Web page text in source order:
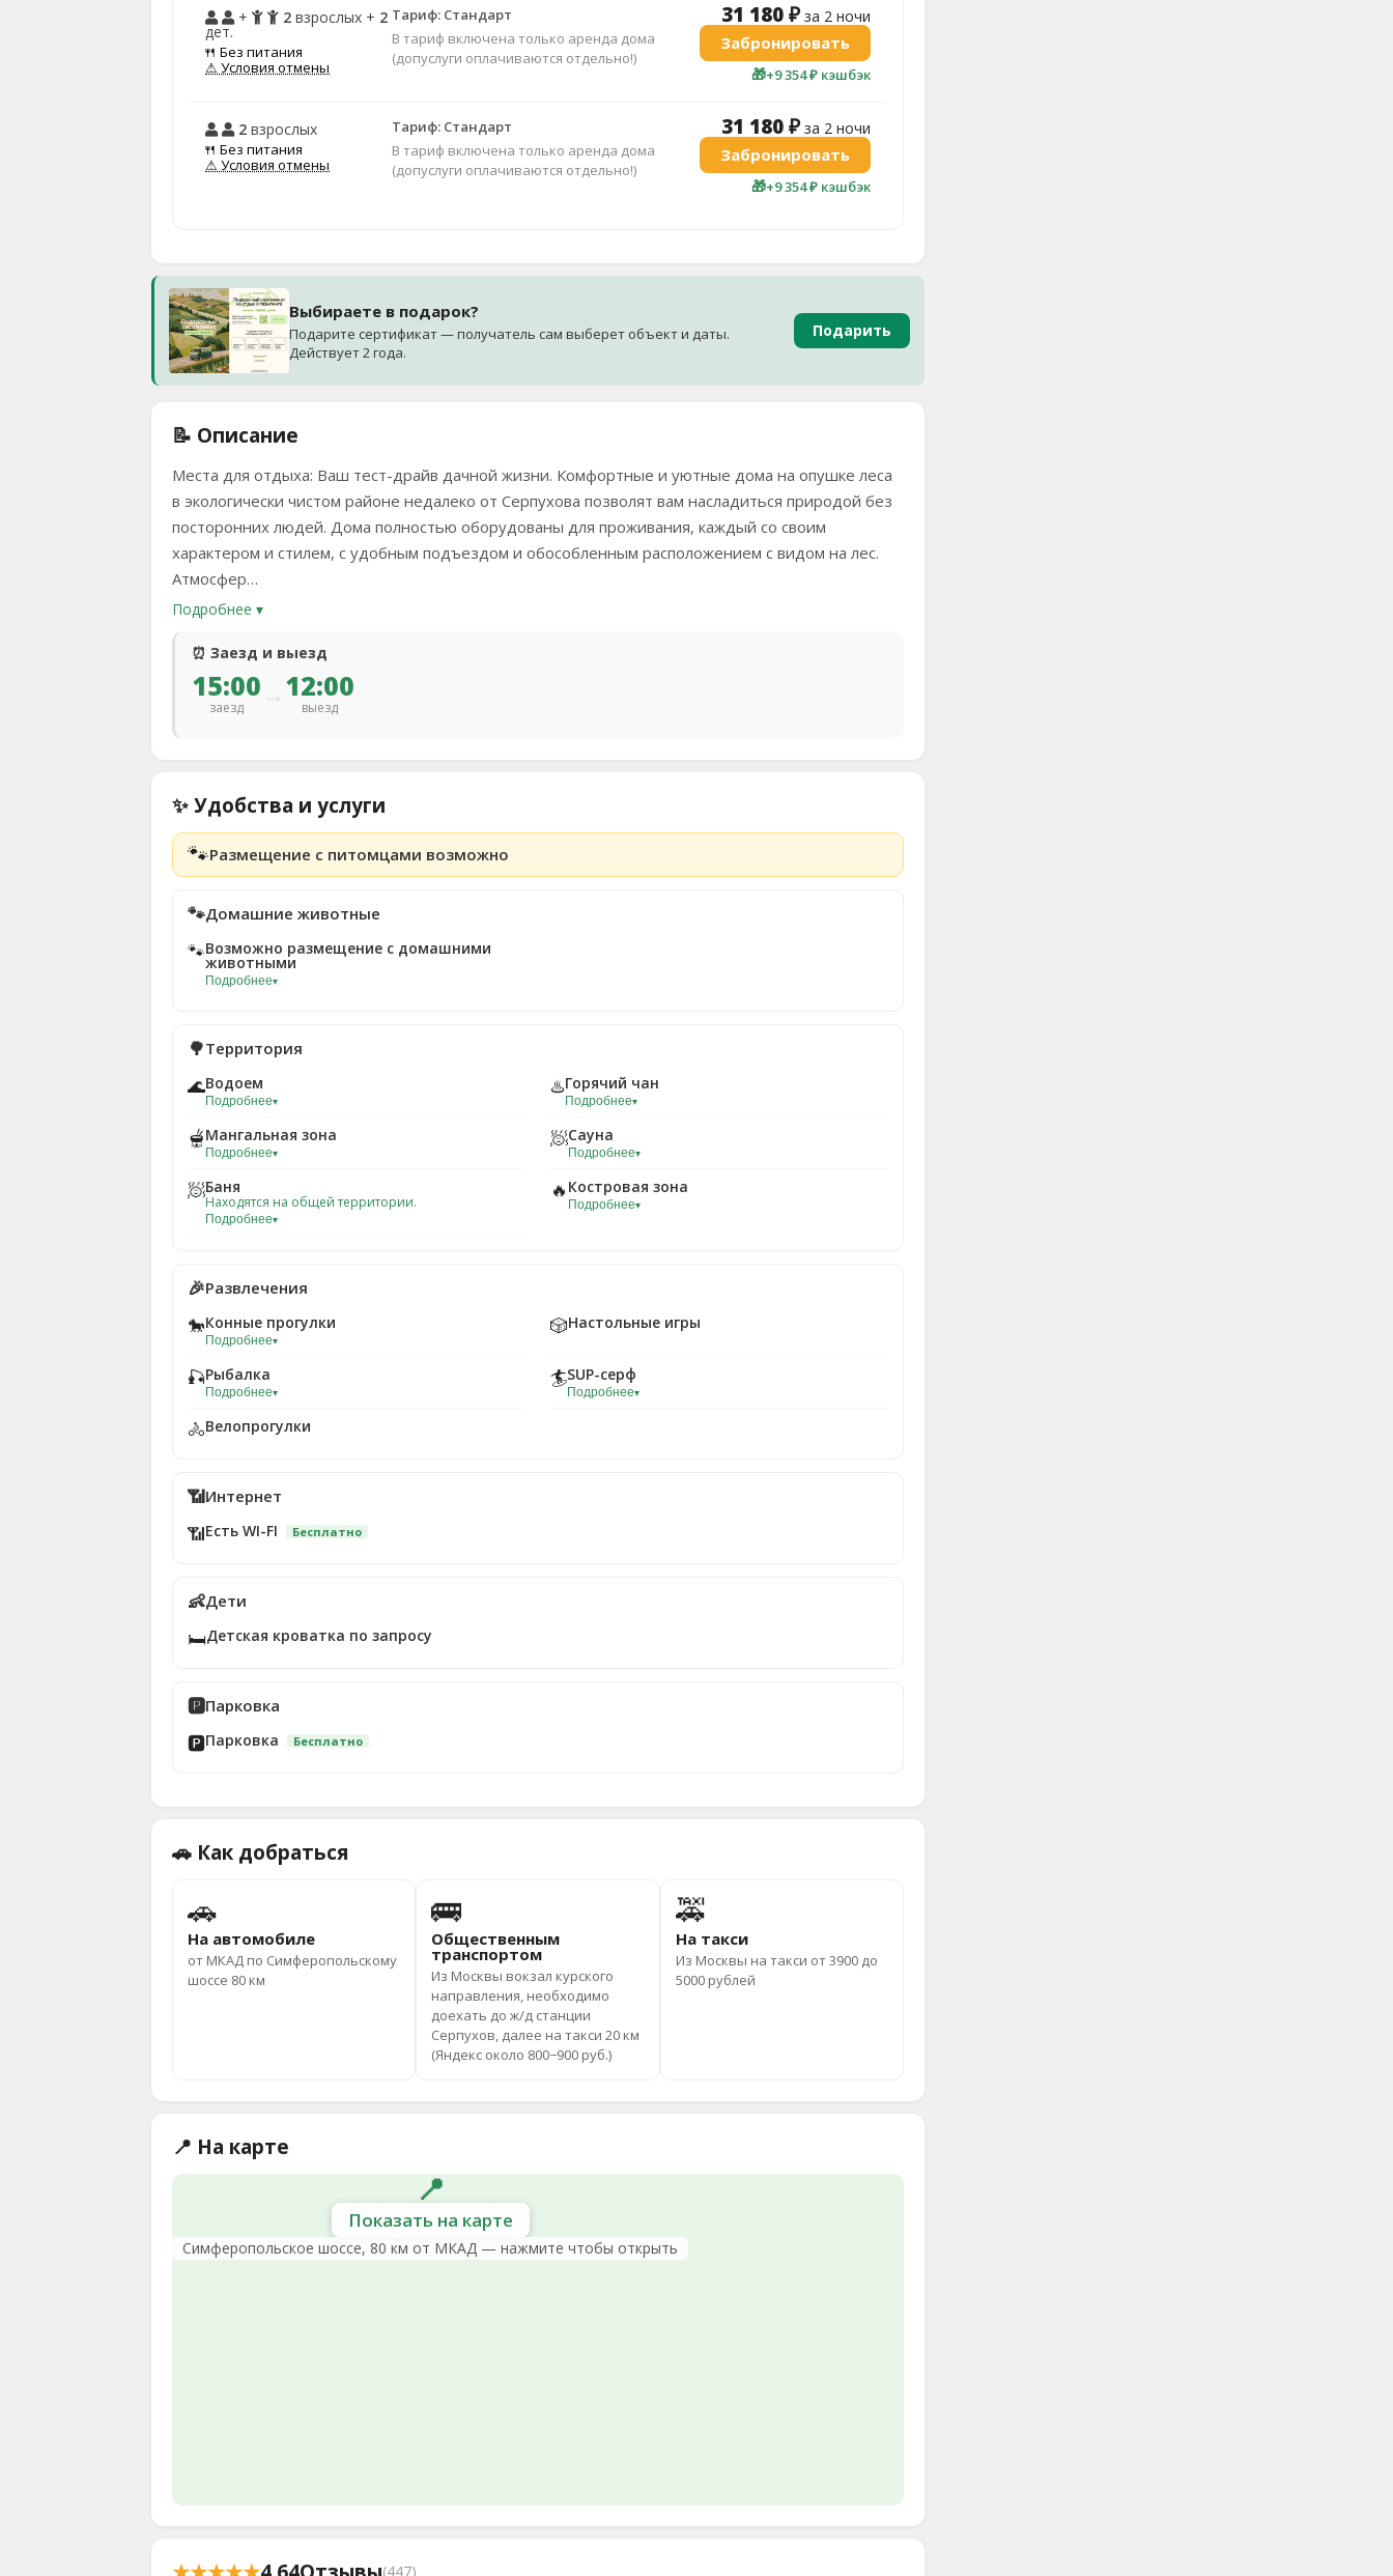
+ 2 взрослых + 2
дет.
🍴 Без питания
⚠ Условия отмены
Тариф: Стандарт
В тариф включена только аренда дома
(допуслуги оплачиваются отдельно!)
31 180 ₽ за 2 ночи
Забронировать
🎁+9 354 ₽ кэшбэк
2 взрослых
🍴 Без питания
⚠ Условия отмены
Тариф: Стандарт
В тариф включена только аренда дома
(допуслуги оплачиваются отдельно!)
31 180 ₽ за 2 ночи
Забронировать
🎁+9 354 ₽ кэшбэк
Выбираете в подарок?
Подарите сертификат — получатель сам выберет объект и даты.
Действует 2 года.
Подарить
📝 Описание
Места для отдыха: Ваш тест-драйв дачной жизни. Комфортные и уютные дома на опушке леса
в экологически чистом районе недалеко от Серпухова позволят вам насладиться природой без
посторонних людей. Дома полностью оборудованы для проживания, каждый со своим
характером и стилем, с удобным подъездом и обособленным расположением с видом на лес.
Атмосфер…
Подробнее ▾
⏰ Заезд и выезд
15:00
заезд →12:00
выезд
✨ Удобства и услуги
🐾Размещение с питомцами возможно
🐾Домашние животные
🐾Возможно размещение с домашними
животными
Подробнее▾
🌳Территория
🌊Водоем
Подробнее▾
♨️Горячий чан
Подробнее▾
🫕Мангальная зона
Подробнее▾
🧖Сауна
Подробнее▾
🧖Баня
Находятся на общей территории.
Подробнее▾
🔥 Костровая зона
Подробнее▾
🎉Развлечения
🐎Конные прогулки
Подробнее▾
🎲Настольные игры
🎣Рыбалка
Подробнее▾
🏄SUP-серф
Подробнее▾
🚴Велопрогулки
📶Интернет
📶Есть WI-FI Бесплатно
👶Дети
🛏️Детская кроватка по запросу
🅿️Парковка
🅿️Парковка Бесплатно
🚗 Как добраться
🚗
На автомобиле
от МКАД по Симферопольскому
шоссе 80 км
🚌
Общественным
транспортом
Из Москвы вокзал курского
направления, необходимо
доехать до ж/д станции
Серпухов, далее на такси 20 км
(Яндекс около 800−900 руб.)
🚕
На такси
Из Москвы на такси от 3900 до
5000 рублей
📍 На карте
📍
Показать на карте
Симферопольское шоссе, 80 км от МКАД — нажмите чтобы открыть
(447)